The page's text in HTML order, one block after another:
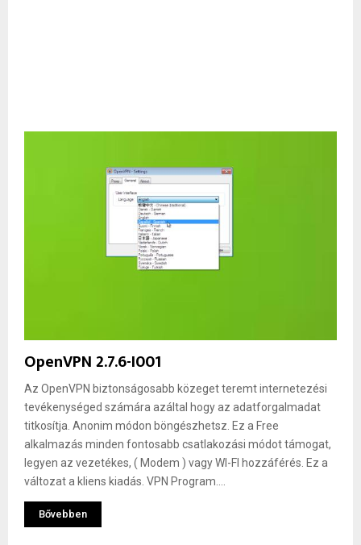
OpenVPN 2.7.6-I001
Az OpenVPN biztonságosabb közeget teremt internetezési
tevékenységed számára azáltal hogy az adatforgalmadat
titkosítja. Anonim módon böngészhetsz. Ez a Free
alkalmazás minden fontosabb csatlakozási módot támogat,
legyen az vezetékes, ( Modem ) vagy WI-FI hozzáférés. Ez a
változat a kliens kiadás. VPN Program....
Bővebben